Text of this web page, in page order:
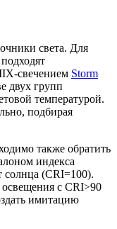
света. Для
свечением Storm
двух групп
температурой.
подбирая
также обратить
индекса
солнца (CRI=100).
с CRI>90
имитацию